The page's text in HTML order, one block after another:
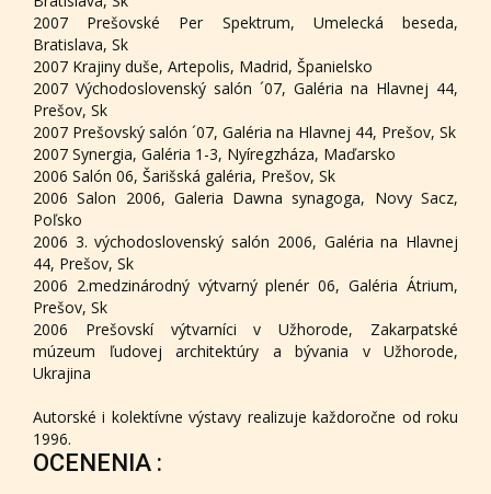
2007 Prešovské Per Spektrum, Umelecká beseda,
Bratislava, Sk
2007 Krajiny duše, Artepolis, Madrid, Španielsko
2007 Východoslovenský salón ´07, Galéria na Hlavnej 44,
Prešov, Sk
2007 Prešovský salón ´07, Galéria na Hlavnej 44, Prešov, Sk
2007 Synergia, Galéria 1-3, Nyíregzháza, Maďarsko
2006 Salón 06, Šarišská galéria, Prešov, Sk
2006 Salon 2006, Galeria Dawna synagoga, Novy Sacz,
Poľsko
2006 3. východoslovenský salón 2006, Galéria na Hlavnej
44, Prešov, Sk
2006 2.medzinárodný výtvarný plenér 06, Galéria Átrium,
Prešov, Sk
2006 Prešovskí výtvarníci v Užhorode, Zakarpatské
múzeum ľudovej architektúry a bývania v Užhorode,
Ukrajina
Autorské i kolektívne výstavy realizuje každoročne od roku
1996.
OCENENIA :